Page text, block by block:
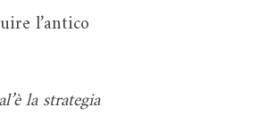
l’antico
la strategia